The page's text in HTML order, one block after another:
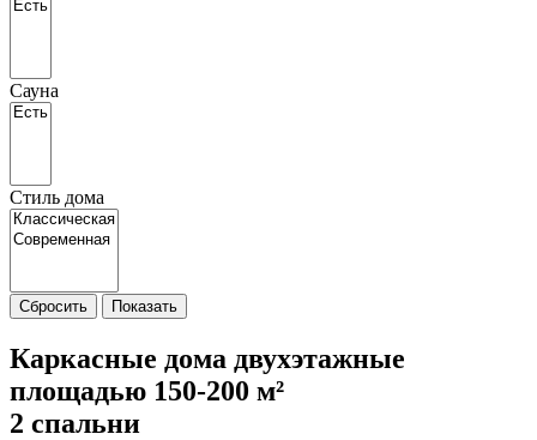
Сауна
Стиль дома
Сбросить Показать
Каркасные дома двухэтажные
площадью 150-200 м²
2 спальни